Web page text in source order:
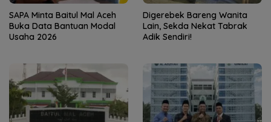
SAPA Minta Baitul Mal Aceh
Buka Data Bantuan Modal
Usaha 2026
Digerebek Bareng Wanita
Lain, Sekda Nekat Tabrak
Adik Sendiri!